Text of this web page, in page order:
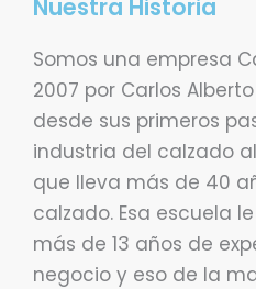
Nuestra Historia
Somos una empresa
2007 por Carlos
desde sus primeros
industria del calzado
que lleva más de 40
calzado. Esa escuela
más de 13 años de
negocio y eso de la